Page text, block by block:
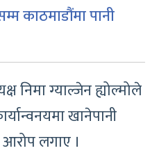
काठमाडौंमा पानी
निमा ग्याल्जेन ह्योल्मोले
खानेपानी
लगाए ।